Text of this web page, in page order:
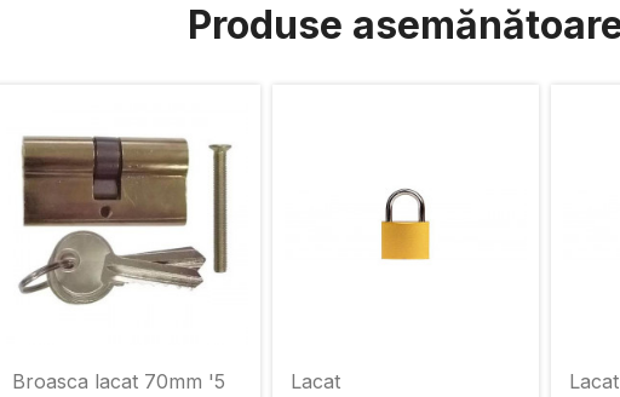
Produse
Broasca lacat 70mm '5
Lacat
Lacat